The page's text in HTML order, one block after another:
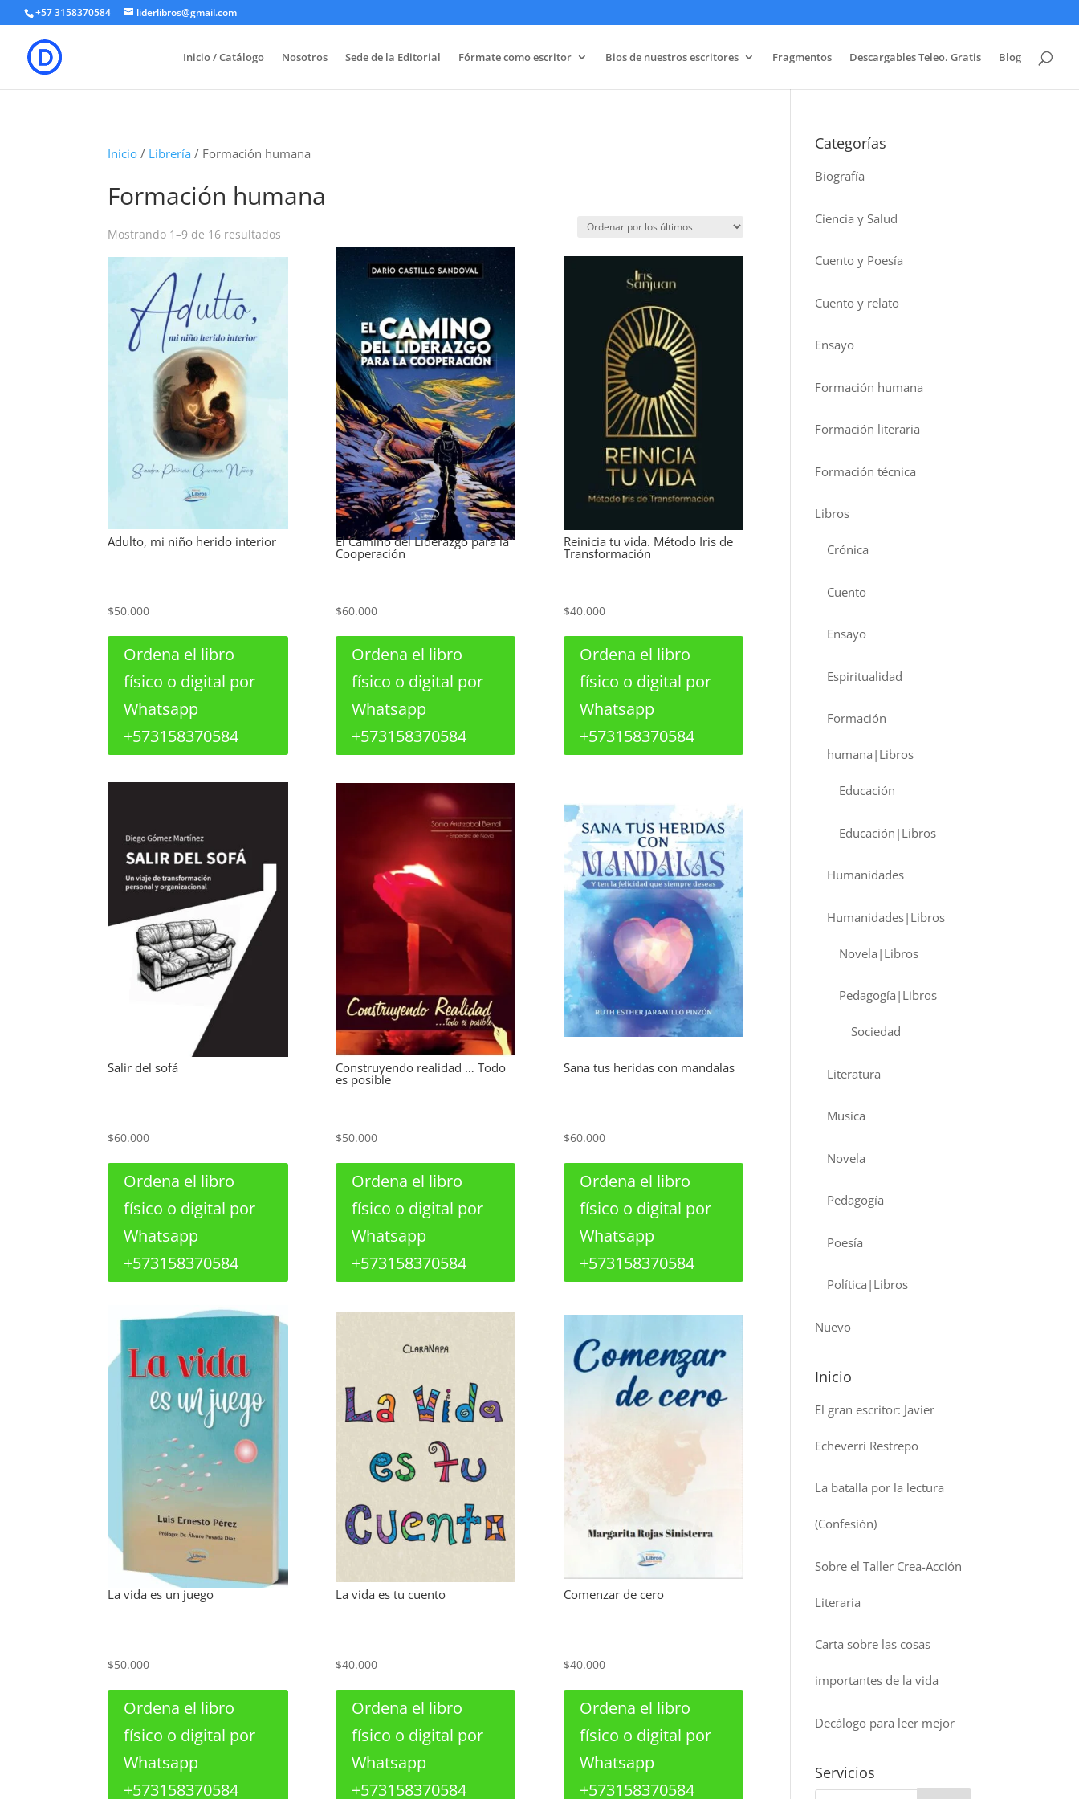
+57 3158370584 liderlibros@gmail.com
Inicio / Catálogo Nosotros Sede de la Editorial Fórmate como escritor Bios de nuestros escritores Fragmentos Descargables Teleo. Gratis Blog
Inicio / Librería / Formación humana
Formación humana
Mostrando 1–9 de 16 resultados
Adulto, mi niño herido interior
$50.000
Ordena el libro
físico o digital por
Whatsapp
+573158370584
El Camino del Liderazgo para la
Cooperación
$60.000
Ordena el libro
físico o digital por
Whatsapp
+573158370584
Reinicia tu vida. Método Iris de
Transformación
$40.000
Ordena el libro
físico o digital por
Whatsapp
+573158370584
Salir del sofá
$60.000
Ordena el libro
físico o digital por
Whatsapp
+573158370584
Construyendo realidad … Todo
es posible
$50.000
Ordena el libro
físico o digital por
Whatsapp
+573158370584
Sana tus heridas con mandalas
$60.000
Ordena el libro
físico o digital por
Whatsapp
+573158370584
La vida es un juego
$50.000
Ordena el libro
físico o digital por
Whatsapp
+573158370584
La vida es tu cuento
$40.000
Ordena el libro
físico o digital por
Whatsapp
+573158370584
Comenzar de cero
$40.000
Ordena el libro
físico o digital por
Whatsapp
+573158370584
Categorías
Biografía
Ciencia y Salud
Cuento y Poesía
Cuento y relato
Ensayo
Formación humana
Formación literaria
Formación técnica
Libros
Crónica
Cuento
Ensayo
Espiritualidad
Formación
humana|Libros
Educación
Educación|Libros
Humanidades
Humanidades|Libros
Novela|Libros
Pedagogía|Libros
Sociedad
Literatura
Musica
Novela
Pedagogía
Poesía
Política|Libros
Nuevo
Inicio
El gran escritor: Javier
Echeverri Restrepo
La batalla por la lectura
(Confesión)
Sobre el Taller Crea-Acción
Literaria
Carta sobre las cosas
importantes de la vida
Decálogo para leer mejor
Servicios